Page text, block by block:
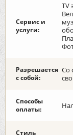
Сервис и
услуги:
TV
Разрешается
с собой:
Со
Способы
оплаты:
Стиль